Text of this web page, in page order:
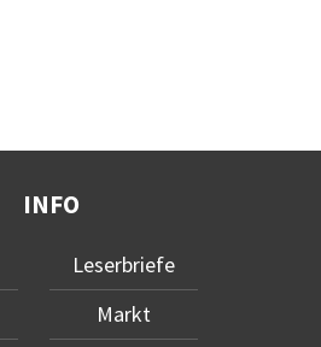
INFO
Leserbriefe
Markt